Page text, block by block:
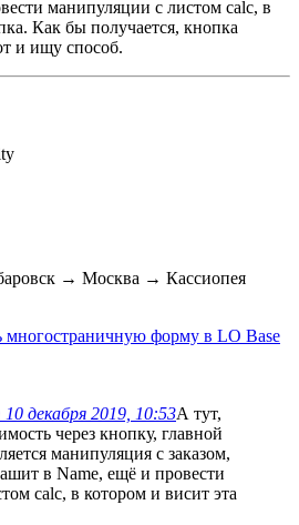
манипуляции с листом calc, в
Как бы получается, кнопка
и ищу способ.
→ Москва → Кассиопея
многостраничную форму в LO Base
декабря 2019, 10:53А тут,
через кнопку, главной
манипуляция с заказом,
в Name, ещё и провести
calc, в котором и висит эта